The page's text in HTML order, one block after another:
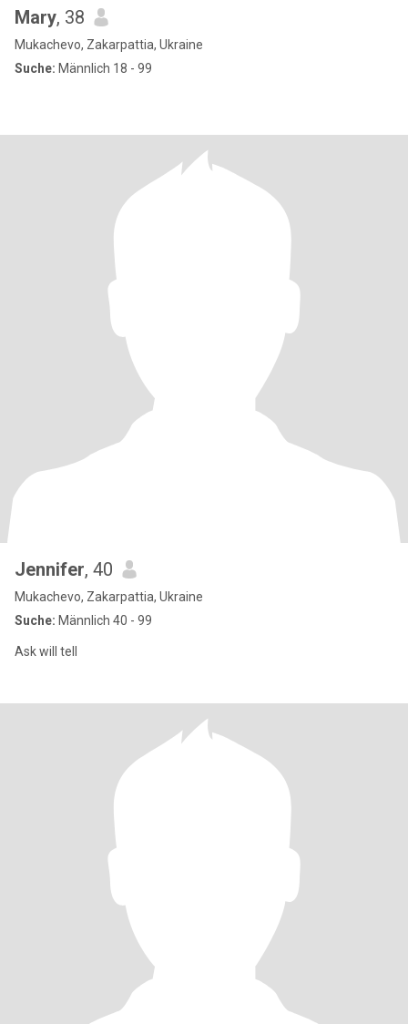
Mary, 38
Mukachevo, Zakarpattia, Ukraine
Suche: Männlich 18 - 99
Jennifer, 40
Mukachevo, Zakarpattia, Ukraine
Suche: Männlich 40 - 99
Ask will tell